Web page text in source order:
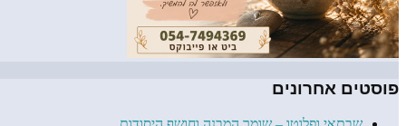
פוסטים אחרונים